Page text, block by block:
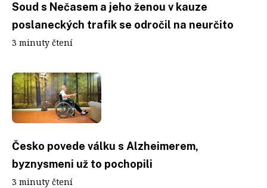
Soud s Nečasem a jeho ženou v kauze
poslaneckých trafik se odročil na neurčito
3 minuty čtení
Česko povede válku s Alzheimerem,
byznysmeni už to pochopili
3 minuty čtení